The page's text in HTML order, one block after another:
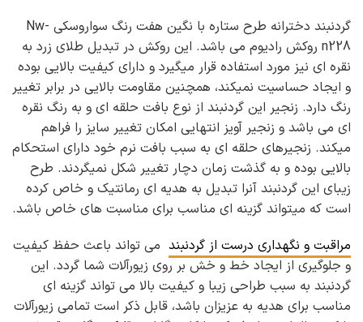
گردنبند دخترانه طرح ستاره با نگین هفت رنگ سواروسکی Nw-
n228 روکش رادیوم می باشد. این روکش در تبدیل طلای زرد به
نقره ای نیز مورد استفاده قرار میگیرد و دارای کیفیت بالایی بوده
و ایجاد حساسیت نمیکند، همچنین مقاومت بالایی در برابر تغییر
رنگ دارد. زنجیر این گردنبند از نوع بافت حلقه ای و به رنگ نقره
ای می باشد و زنجیر آویز انتهایی امکان تغییر سایز را فراهم
میکند. زنجیرهای حلقه ای به سبب بافت نرم خود دارای استحکام
بالایی بوده و به گذشت زمان دچار تغییر شکل نمیگردند. طرح
زیبای این گردنبند آنرا تبدیل به هدیه ای رمانتیک و خاص کرده
است که میتواند گزینه ای مناسب برای مناسبت های خاص باشد.
مراقبت و نگهداری درست از گردنبند می تواند باعث حفظ کیفیت
و جلوگیری از ایجاد خط و خش بر روی زیورآلات شما گردد. این
گردنبند به سبب طراحی زیبا و کیفیت بالا می تواند گزینه ای
مناسب برای هدیه به عزیزان باشد، قابل ذکر است تمامی زیورآلات